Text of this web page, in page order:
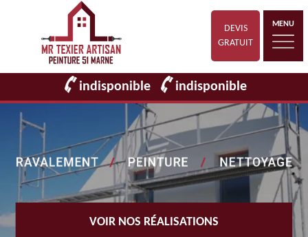
DEVIS
GRATUIT
MENU
indisponible indisponible
VOIR NOS RÉALISATIONS